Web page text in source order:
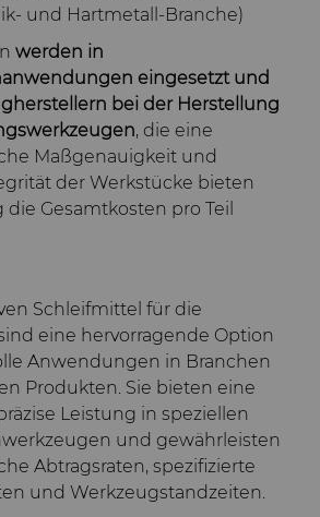
und Getriebe
Spitzen aus
PCD
Hartmetall-
Stahlcord-
und Hartmetall-Branche)
werden in
eingesetzt und
bei der Herstellung
, die eine
Maßgenauigkeit und
der Werkstücke bieten
Gesamtkosten pro Teil
Schleifmittel für die
eine hervorragende Option
Anwendungen in Branchen
Produkten. Sie bieten eine
Leistung in speziellen
und gewährleisten
Abtragsraten, spezifizierte
und Werkzeugstandzeiten.